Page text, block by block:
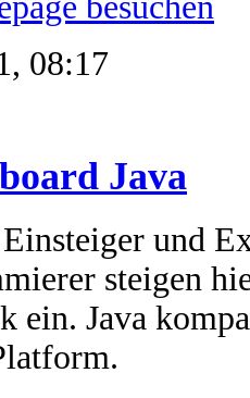
08:17
Java
und
steigen
ein. Java